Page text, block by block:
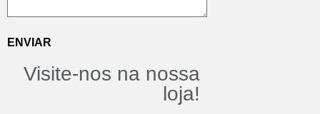
ENVIAR
Visite-nos na nossa
loja!